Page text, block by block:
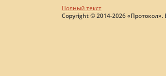
Полный текст
Copyright © 2014-2026